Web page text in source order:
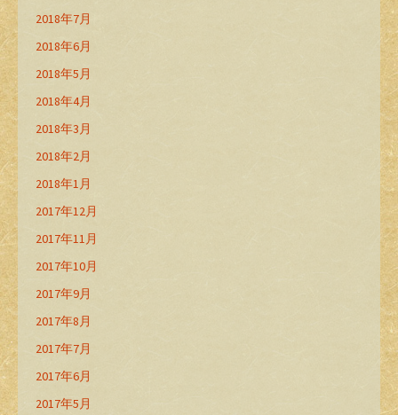
2018年7月
2018年6月
2018年5月
2018年4月
2018年3月
2018年2月
2018年1月
2017年12月
2017年11月
2017年10月
2017年9月
2017年8月
2017年7月
2017年6月
2017年5月